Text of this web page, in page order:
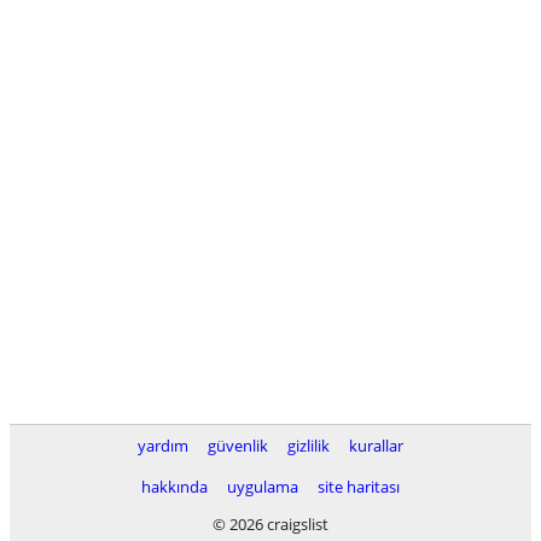
yardım güvenlik gizlilik
kurallar
hakkında
uygulama
site haritası
© 2026 craigslist